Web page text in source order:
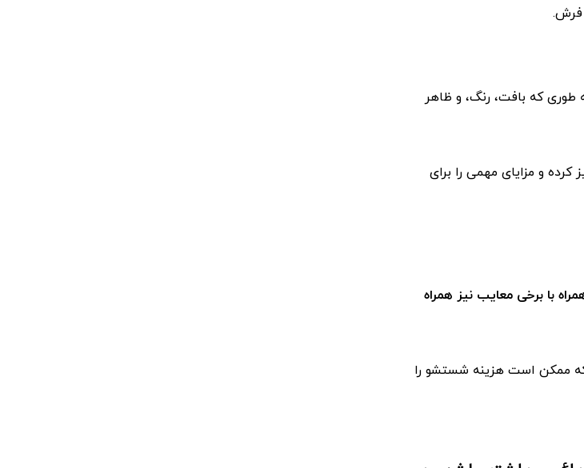
فرش.
طوری که بافت، رنگ، و ظاهر
و مزایای مهمی را برای
با برخی معایب نیز همراه
که ممکن است هزینه شستشو را